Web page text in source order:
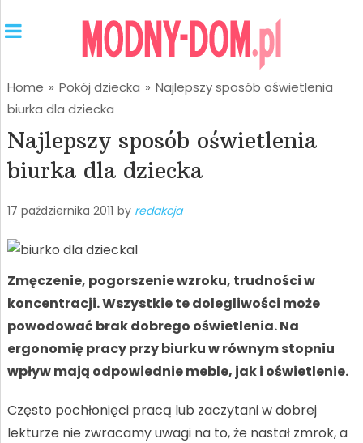
Home » Pokój dziecka » Najlepszy sposób oświetlenia
biurka dla dziecka
Najlepszy sposób oświetlenia
biurka dla dziecka
17 października 2011 by redakcja
Zmęczenie, pogorszenie wzroku, trudności w
koncentracji. Wszystkie te dolegliwości może
powodować brak dobrego oświetlenia. Na
ergonomię pracy przy biurku w równym stopniu
wpływ mają odpowiednie meble, jak i oświetlenie.
Często pochłonięci pracą lub zaczytani w dobrej
lekturze nie zwracamy uwagi na to, że nastał zmrok, a